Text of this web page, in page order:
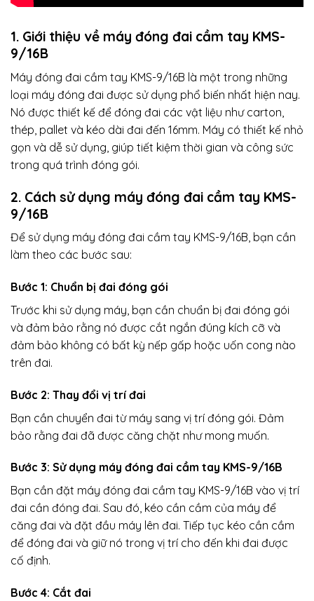
1. Giới thiệu về máy đóng đai cầm tay KMS-
9/16B
Máy đóng đai cầm tay KMS-9/16B là một trong những
loại máy đóng đai được sử dụng phổ biến nhất hiện nay.
Nó được thiết kế để đóng đai các vật liệu như carton,
thép, pallet và kéo dài đai đến 16mm. Máy có thiết kế nhỏ
gọn và dễ sử dụng, giúp tiết kiệm thời gian và công sức
trong quá trình đóng gói.
2. Cách sử dụng máy đóng đai cầm tay KMS-
9/16B
Để sử dụng máy đóng đai cầm tay KMS-9/16B, bạn cần
làm theo các bước sau:
Bước 1: Chuẩn bị đai đóng gói
Trước khi sử dụng máy, bạn cần chuẩn bị đai đóng gói
và đảm bảo rằng nó được cắt ngắn đúng kích cỡ và
đảm bảo không có bất kỳ nếp gấp hoặc uốn cong nào
trên đai.
Bước 2: Thay đổi vị trí đai
Bạn cần chuyển đai từ máy sang vị trí đóng gói. Đảm
bảo rằng đai đã được căng chặt như mong muốn.
Bước 3: Sử dụng máy đóng đai cầm tay KMS-9/16B
Bạn cần đặt máy đóng đai cầm tay KMS-9/16B vào vị trí
đai cần đóng đai. Sau đó, kéo cần cầm của máy để
căng đai và đặt đầu máy lên đai. Tiếp tục kéo cần cầm
để đóng đai và giữ nó trong vị trí cho đến khi đai được
cố định.
Bước 4: Cắt đai